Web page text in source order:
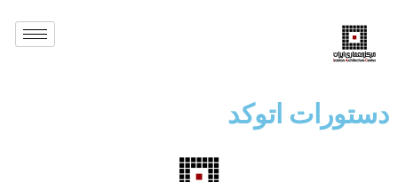
دستورات اتوکد